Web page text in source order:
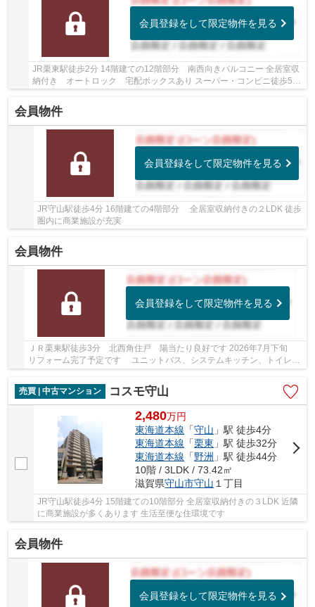
会員登録をして限定物件を見る
JR栗東駅徒歩2分 14階建ての12階部分 南西向きバルコニー 全居室収
納付き オートロック 宅配ボックスあり スーパー・コンビニ徒歩5分
圏内です
会員物件
会員登録をして限定物件を見る
JR守山駅徒歩4分 16階建ての4階部分 全居室収納付きの２LDK 徒歩
圏内に商業施設が充実
会員物件
会員登録をして限定物件を見る
ＪＲ栗東駅徒歩3分 北西角住戸 陽当たり良好です 2026年7月下旬
リフォーム完了予定です ユニットバス、システムキッチン、トイレ交
換 洗面化粧台 食器洗浄乾燥機 建具交換 ...
売買 | 中古マンション
コスモ守山
2,480万円
東海道本線 「守山 」駅 徒歩4分
東海道本線 「栗東 」駅 徒歩32分
東海道本線 「野洲 」駅 徒歩44分
10階 / 3LDK / 73.42㎡
滋賀県守山市守山 １丁目
JR守山駅徒歩4分 15階建ての10階部分 全居室収納付きの３LDK 近隣
に商業施設が多くあります 生活至便な住環境です
会員物件
会員登録をして限定物件を見る